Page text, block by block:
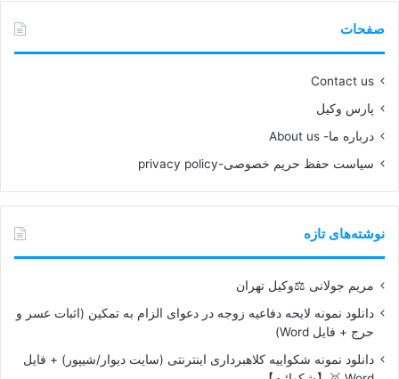
صفحات
Contact us
پارس وکیل
درباره ما- About us
سیاست حفظ حریم خصوصی-privacy policy
نوشته‌های تازه
مریم جولانی ⚖️وکیل تهران
دانلود نمونه لایحه دفاعیه زوجه در دعوای الزام به تمکین (اثبات عسر و
حرج + فایل Word)
دانلود نمونه شکواییه کلاهبرداری اینترنتی (سایت دیوار/شیپور) + فایل